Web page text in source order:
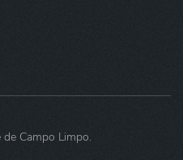
Campo Limpo.